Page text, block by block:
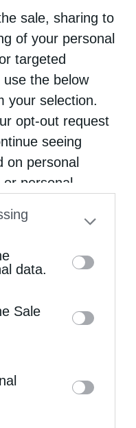
sale, sharing to
of your personal
targeted
the below
your selection.
opt-out request
seeing
on personal
or personal
opt-out
on the IAB’s list
This
by us to
of
data.
Sale
Ελληνικό Ερυθρό
εξοπλισμού για